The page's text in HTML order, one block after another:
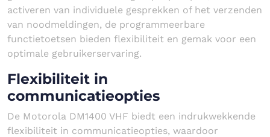
activeren van individuele gesprekken of het verzenden
van noodmeldingen, de programmeerbare
functietoetsen bieden flexibiliteit en gemak voor een
optimale gebruikerservaring.
Flexibiliteit in
communicatieopties
De Motorola DM1400 VHF biedt een indrukwekkende
flexibiliteit in communicatieopties, waardoor